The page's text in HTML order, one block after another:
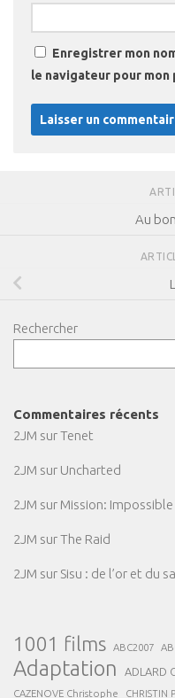
Enregistrer mon
le navigateur pour mon
Au
Rechercher
Commentaires récents
2JM surTenet
2JM sur Uncharted
2JM sur Mission: Impossible
2JM surThe Raid
2JM sur Sisu : de l’or et du
1001 films ABC2007
Adaptation ADLARD
CAZENOVE Christophe CHRISTIN